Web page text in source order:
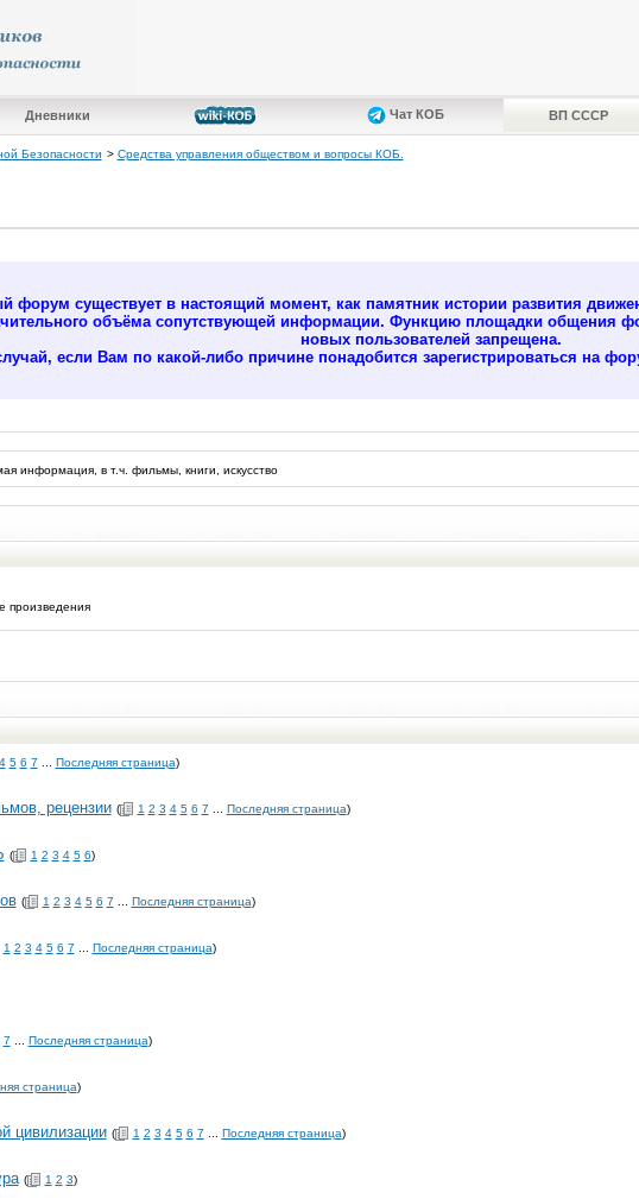
Дневники Чат КОБ ВП СССР
Безопасности > Средства управления обществом и вопросы КОБ.
форум существует в настоящий момент, как памятник истории развития
объёма сопутствующей информации. Функцию площадки общения
новых пользователей запрещена.
если Вам по какой-либо причине понадобится зарегистрироваться на
информация, в т.ч. фильмы, книги, искусство
произведения
4 5 6 7 Последняя страница)
рецензии ( 1 2 3 4 5 6 7 Последняя страница)
( 1 2 3 4 5 6)
( 1 2 3 4 5 6 7 Последняя страница)
1 2 3 4 5 6 7 Последняя страница)
7 Последняя страница)
страница)
цивилизации ( 1 2 3 4 5 6 7 Последняя страница)
( 1 2 3)